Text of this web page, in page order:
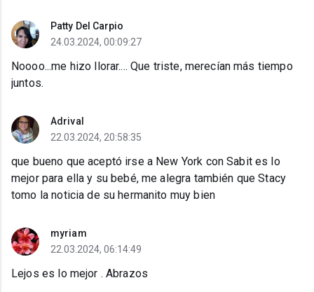
Patty Del Carpio
24.03.2024, 00:09:27
Noooo...me hizo llorar.... Que triste, merecían más tiempo
juntos.
Adrival
22.03.2024, 20:58:35
que bueno que aceptó irse a New York con Sabit es lo
mejor para ella y su bebé, me alegra también que Stacy
tomo la noticia de su hermanito muy bien
myriam
22.03.2024, 06:14:49
Lejos es lo mejor . Abrazos